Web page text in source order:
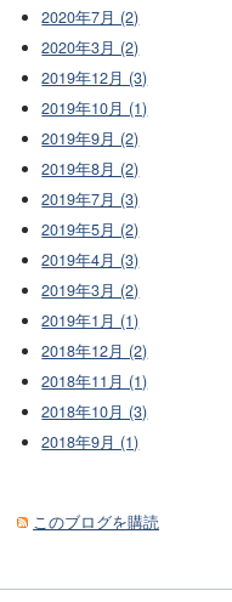
2020年7月 (2)
2020年3月 (2)
2019年12月 (3)
2019年10月 (1)
2019年9月 (2)
2019年8月 (2)
2019年7月 (3)
2019年5月 (2)
2019年4月 (3)
2019年3月 (2)
2019年1月 (1)
2018年12月 (2)
2018年11月 (1)
2018年10月 (3)
2018年9月 (1)
このブログを購読